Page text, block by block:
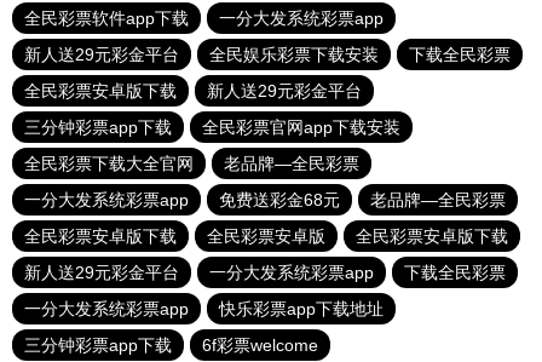
全民彩票软件app下载
一分大发系统彩票app
新人送29元彩金平台
全民娱乐彩票下载安装
下载全民彩票
全民彩票安卓版下载
新人送29元彩金平台
三分钟彩票app下载
全民彩票官网app下载安装
全民彩票下载大全官网
老品牌—全民彩票
一分大发系统彩票app
免费送彩金68元
老品牌—全民彩票
全民彩票安卓版下载
全民彩票安卓版
全民彩票安卓版下载
新人送29元彩金平台
一分大发系统彩票app
下载全民彩票
一分大发系统彩票app
快乐彩票app下载地址
三分钟彩票app下载
6f彩票welcome